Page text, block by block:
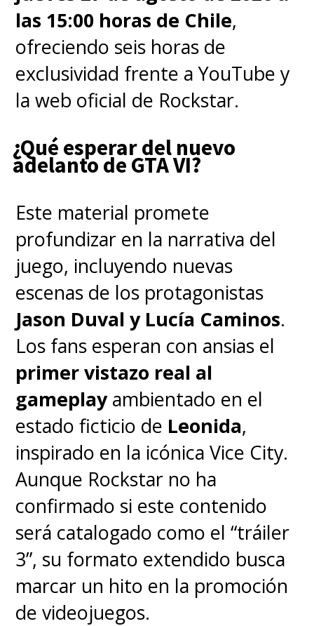
las 15:00 horas de Chile,
ofreciendo seis horas de
exclusividad frente a YouTube y
la web oficial de Rockstar.
¿Qué esperar del nuevo
adelanto de GTA VI?
Este material promete
profundizar en la narrativa del
juego, incluyendo nuevas
escenas de los protagonistas
Jason Duval y Lucía Caminos.
Los fans esperan con ansias el
primer vistazo real al
gameplayambientado en el
estado ficticio de Leonida,
inspirado en la icónica Vice City.
Aunque Rockstar no ha
confirmado si este contenido
será catalogado como el “tráiler
3”, su formato extendido busca
marcar un hito en la promoción
de videojuegos.